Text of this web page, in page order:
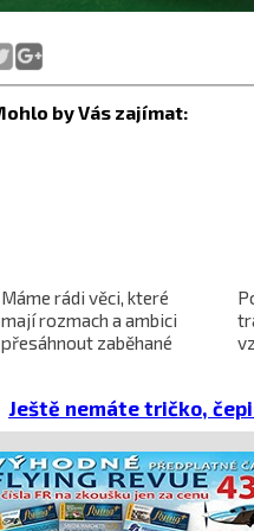
Máme rádi věci, které
mají rozmach a ambici
přesáhnout zaběhané
Ještě nemáte tričko,